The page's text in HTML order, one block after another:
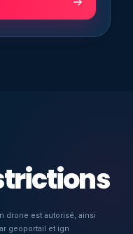
drone est autorisé, ainsi
geoportail et ign